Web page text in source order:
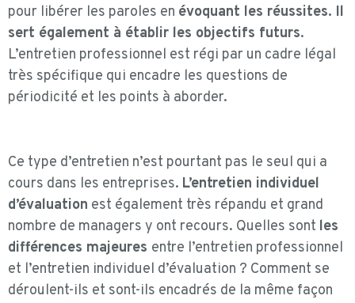
pour libérer les paroles en évoquant les réussites. Il
sert également à établir les objectifs futurs.
L’entretien professionnel est régi par un cadre légal
très spécifique qui encadre les questions de
périodicité et les points à aborder.
Ce type d’entretien n’est pourtant pas le seul qui a
cours dans les entreprises. L’entretien individuel
d’évaluation est également très répandu et grand
nombre de managers y ont recours. Quelles sont les
différences majeures entre l’entretien professionnel
et l’entretien individuel d’évaluation ? Comment se
déroulent-ils et sont-ils encadrés de la même façon